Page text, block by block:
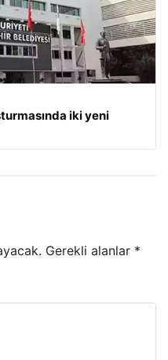
iki yeni
Gerekli alanlar *